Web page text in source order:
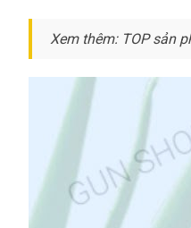
Xem thêm: TOP sản